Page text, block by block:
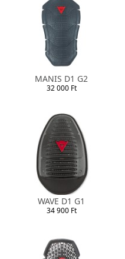
MANIS D1 G2
32 000 Ft
WAVE D1 G1
34 900 Ft